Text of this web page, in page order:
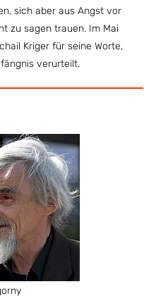
sich aber aus Angst vor
zu sagen trauen. Im Mai
Kriger für seine Worte,
verurteilt.